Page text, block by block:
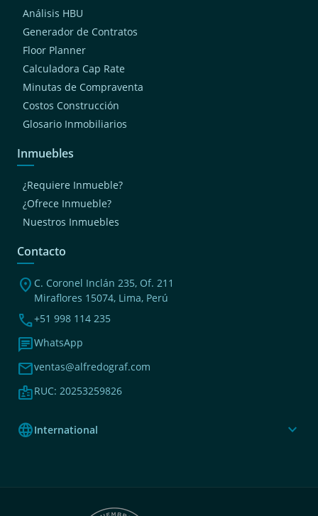
Análisis HBU
Generador de Contratos
Floor Planner
Calculadora Cap Rate
Minutas de Compraventa
Costos Construcción
Glosario Inmobiliarios
Inmuebles
¿Requiere Inmueble?
¿Ofrece Inmueble?
Nuestros Inmuebles
Contacto
location_on C. Coronel Inclán 235, Of. 211
Miraflores 15074, Lima, Perú
phone+51 998 114 235
chatWhatsApp
mailventas@alfredograf.com
badgeRUC: 20253259826
languageInternational expand_more